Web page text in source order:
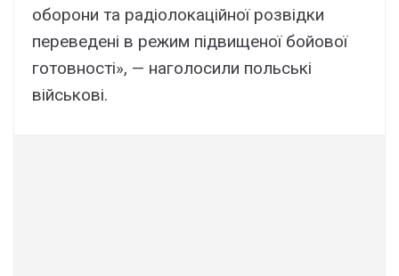
оборони та радіолокаційної розвідки
переведені в режим підвищеної бойової
готовності», — наголосили польські
військові.